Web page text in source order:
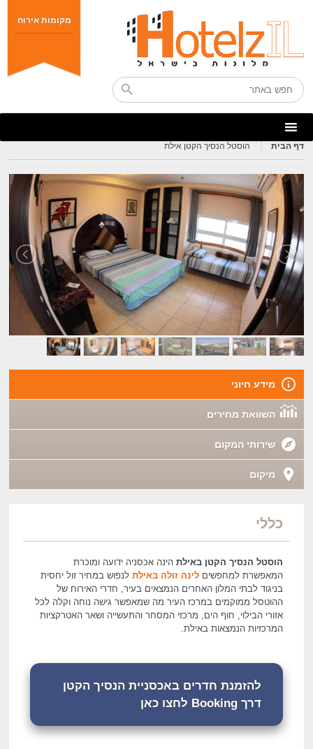
מקומות אירוח
דף הבית הוסטל הנסיך הקטן אילת
מידע חיוני
השוואת מחירים
שירותי המקום
מיקום
כללי
הוסטל הנסיך הקטן באילת הינה אכסניה ידועה ומוכרת
המאפשרת למחפשיםלינה זולה באילת לנפוש במחיר זול יחסית
בניגוד לבתי המלון האחרים הנמצאים בעיר, חדרי האירוח של
ההוטסל ממוקמים במרכז העיר מה שמאפשר גישה נוחה וקלה לכל
אזורי הבילוי, חוף הים, מרכזי המסחר והתעשייה ושאר האטרקציות
המרכזיות הנמצאות באילת.
להזמנת חדרים באכסניית הנסיך הקטן
דרך Booking לחצו כאן